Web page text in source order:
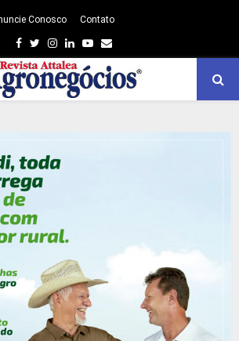
Conosco Contato
Facebook
TwitterInstagram
LinkedinYoutube
Email